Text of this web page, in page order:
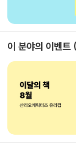
이 분야의 이벤트